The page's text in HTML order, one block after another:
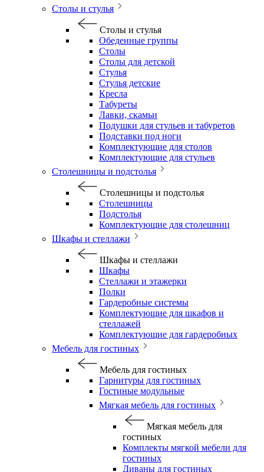
Столы и стулья
Столы и стулья
Обеденные группы
Столы
Столы для детской
Стулья
Стулья детские
Кресла
Табуреты
Лавки, скамьи
Подушки для стульев и табуретов
Подставки под ноги
Комплектующие для столов
Комплектующие для стульев
Столешницы и подстолья
Столешницы и подстолья
Столешницы
Подстолья
Комплектующие для столешниц
Шкафы и стеллажи
Шкафы и стеллажи
Шкафы
Стеллажи и этажерки
Полки
Гардеробные системы
Комплектующие для шкафов и
стеллажей
Комплектующие для гардеробных
Мебель для гостиных
Мебель для гостиных
Гарнитуры для гостиных
Гостиные модульные
Мягкая мебель для гостиных
Мягкая мебель для
гостиных
Комплекты мягкой мебели для
гостиных
Диваны для гостиных